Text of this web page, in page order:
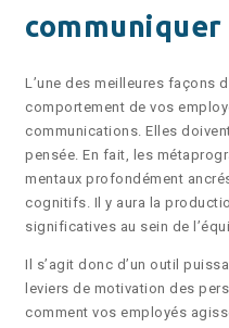
communiquer
L’une des meilleures façons
comportement de vos
communications. Elles
pensée. En fait, les
mentaux profondément
cognitifs. Il y aura la
significatives au sein de
Il s’agit donc d’un outil
leviers de motivation des
comment vos employés